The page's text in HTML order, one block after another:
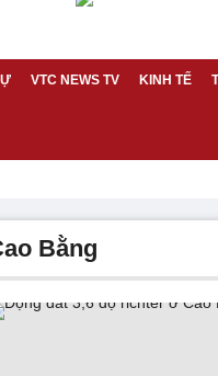
VTC NEWS TV KINH TẾ
Cao Bằng